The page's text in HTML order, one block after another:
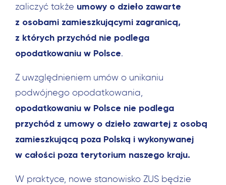
zaliczyć także umowy o dzieło zawarte
z osobami zamieszkującymi zagranicą,
z których przychód nie podlega
opodatkowaniu w Polsce.
Z uwzględnieniem umów o unikaniu
podwójnego opodatkowania,
opodatkowaniu w Polsce nie podlega
przychód z umowy o dzieło zawartej z osobą
zamieszkującą poza Polską i wykonywanej
w całości poza terytorium naszego kraju.
W praktyce, nowe stanowisko ZUS będzie